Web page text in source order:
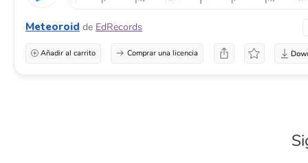
Meteoroid de EdRecords
Añadir al carrito Comprar una licencia